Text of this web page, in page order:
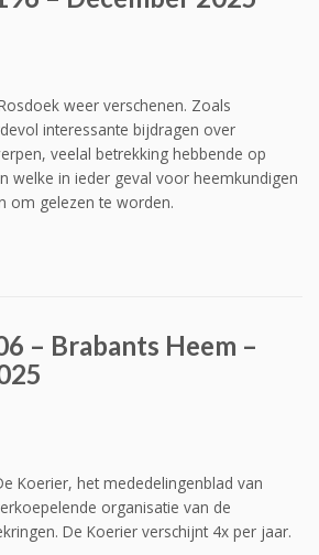
weer verschenen. Zoals
interessante bijdragen over
veelal betrekking hebbende op
welke in ieder geval voor heemkundigen
om gelezen te worden.
– Brabants Heem –
Koerier, het mededelingenblad van
organisatie van de
De Koerier verschijnt 4x per jaar.